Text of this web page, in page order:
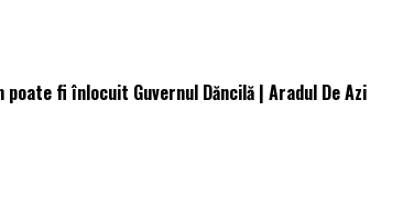
fi înlocuit Guvernul Dăncilă | Aradul De Azi